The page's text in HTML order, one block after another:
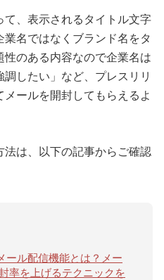
て、表示されるタイトル文字
名ではなくブランド名をタ
のある内容なので企業名は
したい」など、プレスリリ
ールを開封してもらえるよ
法は、以下の記事からご確認
ール配信機能とは？メー
率を上げるテクニックを